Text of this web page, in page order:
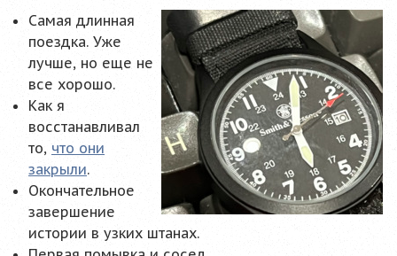
Самая длинная
поездка. Уже
лучше, но еще не
все хорошо.
Как я
восстанавливал
то, что они
закрыли.
Окончательное
завершение
истории в узких штанах.